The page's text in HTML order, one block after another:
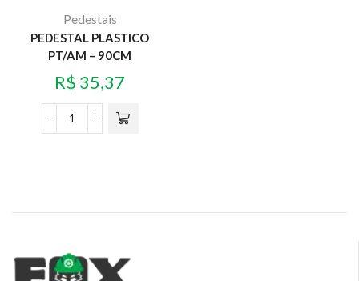
Pedestais
PEDESTAL PLASTICO
PT/AM – 90CM
R$ 35,37